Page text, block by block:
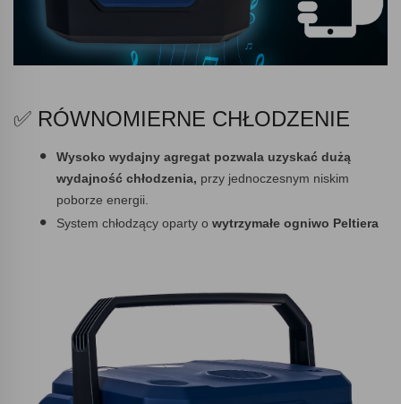
✅ RÓWNOMIERNE CHŁODZENIE
Wysoko wydajny agregat pozwala uzyskać dużą
wydajność chłodzenia, przy jednoczesnym niskim
poborze energii.
System chłodzący oparty o wytrzymałe ogniwo Peltiera